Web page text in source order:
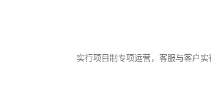
实行项目制专项运营，客服与客户